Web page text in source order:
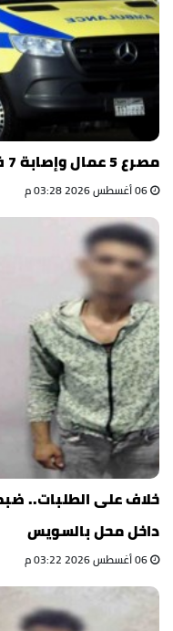
مصرع 5 عمال وإصابة 7 في انقلاب سيارة بالصف
خلاف على الطلبات..
داخل محل بالسويس